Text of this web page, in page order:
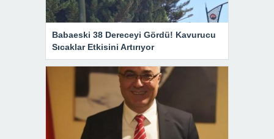
Babaeski 38 Dereceyi Gördü! Kavurucu
Sıcaklar Etkisini Artırıyor